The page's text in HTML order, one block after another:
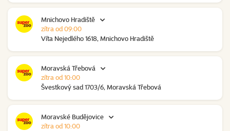
Mnichovo Hradiště
Víta Nejedlého 1618, Mnichovo Hradiště
zítra od 09:00
Moravská Třebová
Švestkový sad 1703/6, Moravská Třebová
zítra od 10:00
Moravské Budějovice
zítra od 10:00